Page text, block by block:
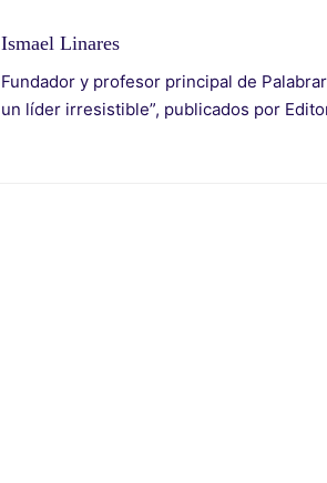
Ismael Linares
Fundador y profesor principal de
un líder irresistible”, publicados por